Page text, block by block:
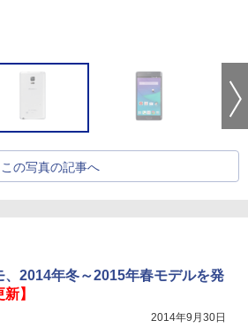
この写真の記事へ
、2014年冬～2015年春モデルを発
】
2014年9月30日